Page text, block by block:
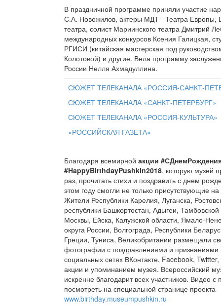
В праздничной программе приняли участие
С.А. Новожилов, актеры МДТ - Театра Европы,
театра, солист Мариинского театра Дмитрий
международных конкурсов Ксения Галицкая,
РГИСИ (китайская мастерская под
Колотовой) и другие. Вела программу
России Нелля Ахмадуллина.
СЮЖЕТ ТЕЛЕКАНАЛА «РОССИЯ-САНКТ-
СЮЖЕТ ТЕЛЕКАНАЛА «САНКТ-ПЕТЕРБУРГ»
СЮЖЕТ ТЕЛЕКАНАЛА «РОССИЯ-КУЛЬТУРА»
«РОССИЙСКАЯ ГАЗЕТА»
Благодаря всемирной акции
#HappyBirthdayPushkin2018, которую музей
раз, прочитать стихи и поздравить с днем
этом году смогли не только присутствующие
Жители Республики Карелия, Луганска,
республики Башкортостан, Адыгеи, Тамбовской
Москвы, Ейска, Калужской области, Ямало-
округа России, Волгограда, Республики
Греции, Туниса, Великобритании размещали
фотографии с поздравлениями и
социальных сетях ВКонтакте, Facebook,
акции и упоминанием музея. Всероссийский
искренне благодарит всех участников. Видео
посмотреть на специальной странице проекта
www.birthday.museumpushkin.ru